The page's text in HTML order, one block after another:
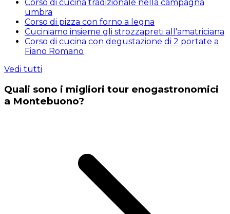
Corso di cucina tradizionale nella campagna
umbra
Corso di pizza con forno a legna
Cuciniamo insieme gli strozzapreti all'amatriciana
Corso di cucina con degustazione di 2 portate a
Fiano Romano
Vedi tutti
Quali sono i migliori tour enogastronomici
a Montebuono?